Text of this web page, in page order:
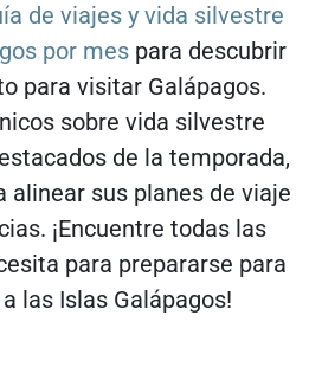
de viajes y vida silvestre
por mes para descubrir
para visitar Galápagos.
sobre vida silvestre
de la temporada,
alinear sus planes de viaje
¡Encuentre todas las
para prepararse para
las Islas Galápagos!